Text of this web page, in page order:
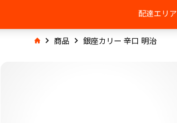
配達エリア
商品 銀座カリー 辛口 明治